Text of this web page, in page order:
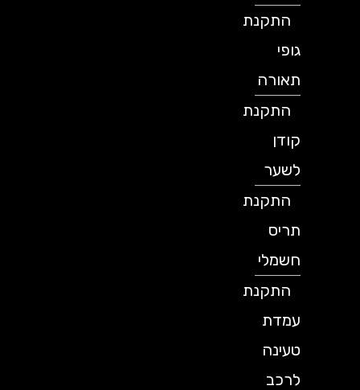
התקנת
תאורה
התקנת
לשער
התקנת
תריס
חשמלי
התקנת
עמדת
טעינה
לרכב